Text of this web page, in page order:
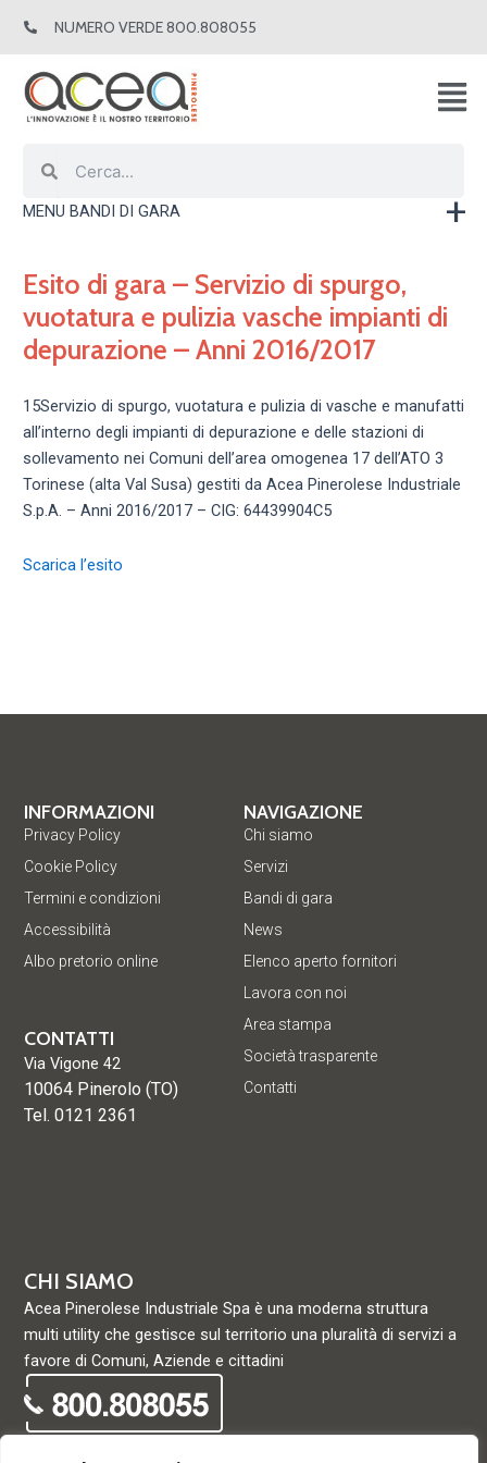
NUMERO VERDE 800.808055
MENU BANDI DI GARA
Esito di gara – Servizio di spurgo,
vuotatura e pulizia vasche impianti di
depurazione – Anni 2016/2017
15Servizio di spurgo, vuotatura e pulizia di vasche e manufatti
all’interno degli impianti di depurazione e delle stazioni di
sollevamento nei Comuni dell’area omogenea 17 dell’ATO 3
Torinese (alta Val Susa) gestiti da Acea Pinerolese Industriale
S.p.A. – Anni 2016/2017 – CIG: 64439904C5
Scarica l’esito
CHI SIAMO
Acea Pinerolese Industriale Spa è una moderna struttura
multi utility che gestisce sul territorio una pluralità di servizi a
favore di Comuni, Aziende e cittadini
NAVIGAZIONE
Chi siamo
Servizi
Bandi di gara
News
Elenco aperto fornitori
Lavora con noi
Area stampa
Società trasparente
Contatti
INFORMAZIONI
Privacy Policy
Cookie Policy
Termini e condizioni
Accessibilità
Albo pretorio online
CONTATTI
Via Vigone 42
10064 Pinerolo (TO)
Tel. 0121 2361